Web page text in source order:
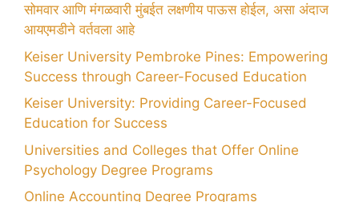
सोमवार आणि मंगळवारी मुंबईत लक्षणीय पाऊस होईल, असा अंदाज
आयएमडीने वर्तवला आहे
Keiser University Pembroke Pines: Empowering
Success through Career-Focused Education
Keiser University: Providing Career-Focused
Education for Success
Universities and Colleges that Offer Online
Psychology Degree Programs
Online Accounting Degree Programs